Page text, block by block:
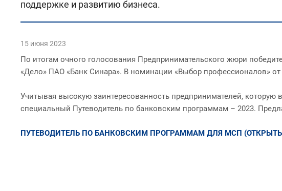
поддержке и развитию бизнеса.
15 июня 2023
По итогам очного голосования Предпринимательского жюри
«Дело» ПАО «Банк Синара». В номинации «Выбор профессионалов»
Учитывая высокую заинтересованность предпринимателей,
специальный Путеводитель по банковским программам – 2023.
ПУТЕВОДИТЕЛЬ ПО БАНКОВСКИМ ПРОГРАММАМ ДЛЯ МСП